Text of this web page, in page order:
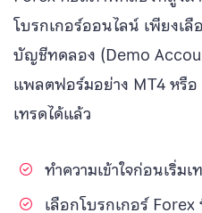
โบรกเกอร์ออนไลน์ เพียงเ
บัญชีทดลอง (Demo
แพลตฟอร์มอย่าง MT4 หรือ
เทรดได้แล้ว
ทำความเข้าใจก่อนเริ่มเ
เลือกโบรกเกอร์